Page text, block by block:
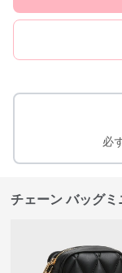
必
チェーン バッグ